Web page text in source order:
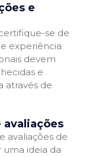
e
se de
experiência
devem
e
através de
avaliações de
ideia da